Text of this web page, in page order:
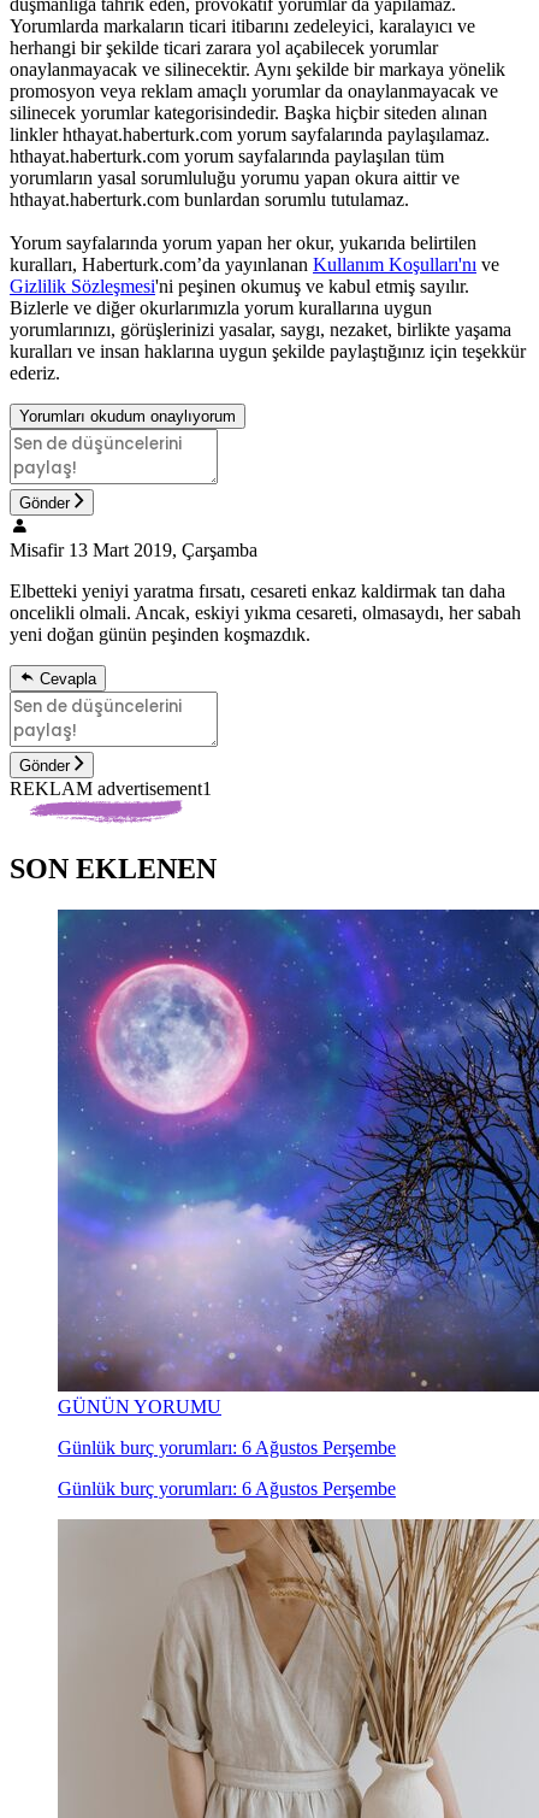
Yorumlarda markaların ticari itibarını zedeleyici, karalayıcı ve
herhangi bir şekilde ticari zarara yol açabilecek yorumlar
onaylanmayacak ve silinecektir. Aynı şekilde bir markaya yönelik
promosyon veya reklam amaçlı yorumlar da onaylanmayacak ve
silinecek yorumlar kategorisindedir. Başka hiçbir siteden alınan
linkler hthayat.haberturk.com yorum sayfalarında paylaşılamaz.
hthayat.haberturk.com yorum sayfalarında paylaşılan tüm
yorumların yasal sorumluluğu yorumu yapan okura aittir ve
hthayat.haberturk.com bunlardan sorumlu tutulamaz.
Yorum sayfalarında yorum yapan her okur, yukarıda belirtilen
kuralları, Haberturk.com’da yayınlanan Kullanım Koşulları'nı ve
Gizlilik Sözleşmesi'ni peşinen okumuş ve kabul etmiş sayılır.
Bizlerle ve diğer okurlarımızla yorum kurallarına uygun
yorumlarınızı, görüşlerinizi yasalar, saygı, nezaket, birlikte yaşama
kuralları ve insan haklarına uygun şekilde paylaştığınız için teşekkür
ederiz.
Yorumları okudum onaylıyorum
Gönder
Misafir 13 Mart 2019, Çarşamba
Elbetteki yeniyi yaratma fırsatı, cesareti enkaz kaldirmak tan daha
oncelikli olmali. Ancak, eskiyi yıkma cesareti, olmasaydı, her sabah
yeni doğan günün peşinden koşmazdık.
Cevapla
Gönder
REKLAM advertisement1
SON EKLENEN
GÜNÜN YORUMU
Günlük burç yorumları: 6 Ağustos Perşembe
Günlük burç yorumları: 6 Ağustos Perşembe